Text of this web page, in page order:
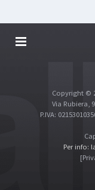
DALLARIVOLLEY
TOP RICERCHE
SITE MAP
Copyright ©
Via Rubiera,
P.IVA:
Per info: